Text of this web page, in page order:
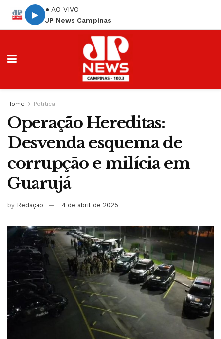
▶
● AO VIVO
JP News Campinas
Home Política
Operação Hereditas:
Desvenda esquema de
corrupção e milícia em
Guarujá
by Redação 4 de abril de 2025